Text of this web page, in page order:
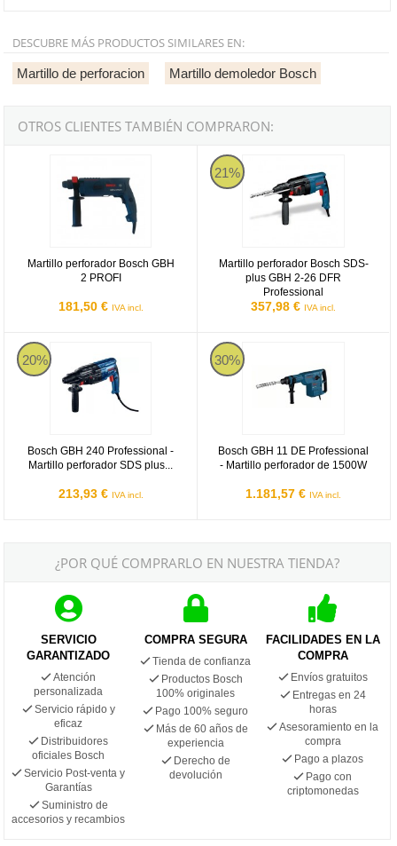
DESCUBRE MÁS PRODUCTOS SIMILARES EN:
Martillo de perforacion Martillo demoledor Bosch
OTROS CLIENTES TAMBIÉN COMPRARON:
Martillo perforador Bosch GBH
2 PROFI
181,50 € IVA incl.
Martillo perforador Bosch GBH 2 PROFI
21%
Martillo perforador Bosch SDS-
plus GBH 2-26 DFR
Professional
357,98 € IVA incl.
Martillo perforador Bosch SDS-
20%
Bosch GBH 240 Professional -
Martillo perforador SDS plus...
213,93 € IVA incl.
Bosch GBH 240 Professional - Martillo perforador SDS plus de
30%
Bosch GBH 11 DE Professional
- Martillo perforador de 1500W
1.181,57 € IVA incl.
Bosch GBH 11 DE Professional
¿POR QUÉ COMPRARLO EN NUESTRA TIENDA?
SERVICIO
GARANTIZADO
Atención
personalizada
Servicio rápido y
eficaz
Distribuidores
oficiales Bosch
Servicio Post-venta y
Garantías
Suministro de
accesorios y recambios
COMPRA SEGURA
Tienda de confianza
Productos Bosch
100% originales
Pago 100% seguro
Más de 60 años de
experiencia
Derecho de
devolución
FACILIDADES EN LA
COMPRA
Envíos gratuitos
Entregas en 24
horas
Asesoramiento en la
compra
Pago a plazos
Pago con
criptomonedas